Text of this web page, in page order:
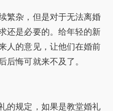
繁杂，但是对于无法离婚
还是必要的。给年轻的新
人的意见，让他们在婚前
后悔可就来不及了。
的规定，如果是教堂婚礼